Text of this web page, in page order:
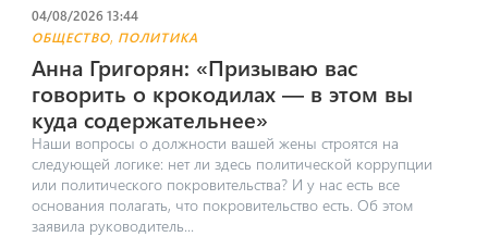
04/08/2026 13:44
ОБЩЕСТВО, ПОЛИТИКА
Анна Григорян: «Призываю вас
говорить о крокодилах — в этом вы
куда содержательнее»
Наши вопросы о должности вашей жены строятся на
следующей логике: нет ли здесь политической коррупции
или политического покровительства? И у нас есть все
основания полагать, что покровительство есть. Об этом
заявила руководитель...